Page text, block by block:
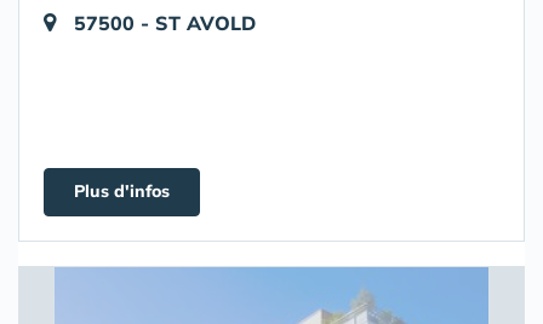
57500 - ST AVOLD
Plus d'infos